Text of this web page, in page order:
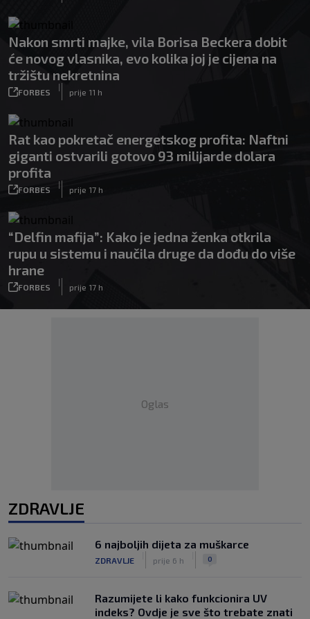
Nakon smrti majke, vila Borisa Beckera dobit
će novog vlasnika, evo kolika joj je cijena na
tržištu nekretnina
FORBES
|
prije 11 h
Rat kao pokretač energetskog profita: Naftni
giganti ostvarili gotovo 93 milijarde dolara
profita
FORBES
|
prije 17 h
“Delfin mafija”: Kako je jedna ženka otkrila
rupu u sistemu i naučila druge da dođu do više
hrane
FORBES
|
prije 17 h
Oglas
ZDRAVLJE
6 najboljih dijeta za muškarce
ZDRAVLJE prije 6 h 0
Razumijete li kako funkcionira UV
indeks? Ovdje je sve što trebate znati